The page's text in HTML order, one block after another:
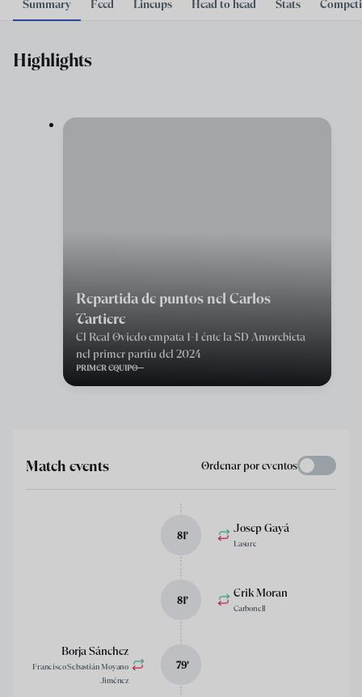
Summary Feed Lineups Head to head Stats
Highlights
Repartida de puntos nel Carlos
Tartiere
El Real Oviedo empata 1-1 énte la SD Amorebieta
nel primer partíu del 2024
PRIMER EQUIPO
Match events Ordenar por eventos
Josep Gayá
Lasure
81’
Erik Moran
Carbonell
81’
Borja Sánchez
Francisco Sebastián Moyano
Jiménez
79’